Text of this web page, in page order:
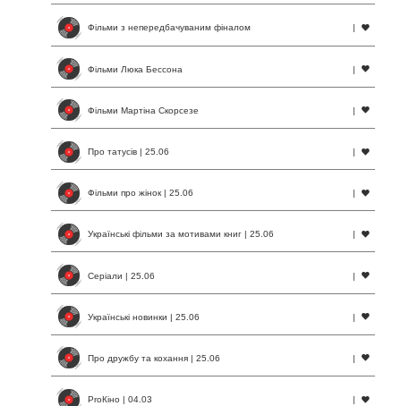
Фільми з непередбачуваним фіналом
Фільми Люка Бессона |
Фільми Мартіна Скорсезе |
Про татусів | 25.06 |
Фільми про жінок | 25.06 |
Українські фільми за мотивами книг | 25.06
Серіали | 25.06 |
Українські новинки | 25.06 |
Про дружбу та кохання | 25.06 |
ProКіно | 04.03 |